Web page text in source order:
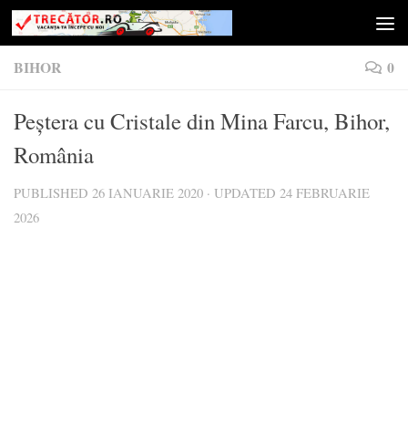
Skip to content
BIHOR 0
Peștera cu Cristale din Mina Farcu, Bihor,
România
PUBLISHED 26 IANUARIE 2020 · UPDATED 24 FEBRUARIE
2026